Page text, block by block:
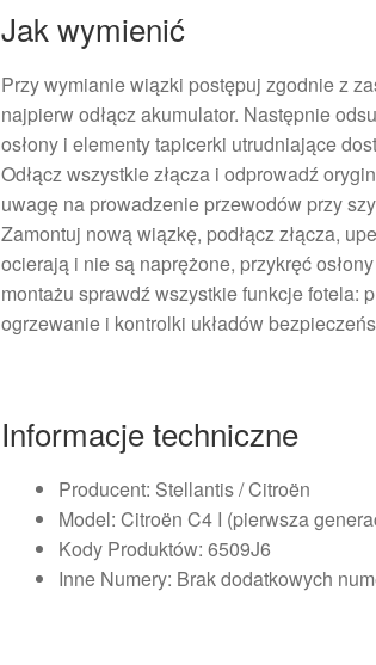
Jak wymienić
Przy wymianie wiązki postępuj zgodnie z
najpierw odłącz akumulator. Następnie
osłony i elementy tapicerki utrudniające
Odłącz wszystkie złącza i odprowadź
uwagę na prowadzenie przewodów przy
Zamontuj nową wiązkę, podłącz złącza,
ocierają i nie są naprężone, przykręć
montażu sprawdź wszystkie funkcje fotela:
ogrzewanie i kontrolki układów
Informacje techniczne
Producent: Stellantis / Citroën
Model: Citroën C4 I (pierwsza
Kody Produktów: 6509J6
Inne Numery: Brak dodatkowych